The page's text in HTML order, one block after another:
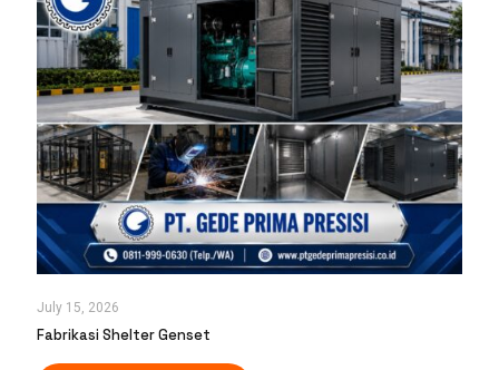
July 15, 2026
Fabrikasi Shelter Genset